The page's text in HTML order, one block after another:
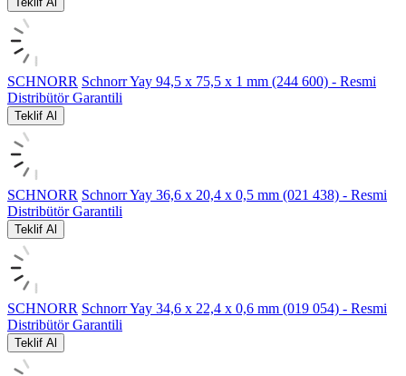
SCHNORR Schnorr Yay 94,5 x 75,5 x 1 mm (244 600) - Resmi
Distribütör Garantili
Teklif Al
SCHNORR Schnorr Yay 36,6 x 20,4 x 0,5 mm (021 438) - Resmi
Distribütör Garantili
Teklif Al
SCHNORR Schnorr Yay 34,6 x 22,4 x 0,6 mm (019 054) - Resmi
Distribütör Garantili
Teklif Al